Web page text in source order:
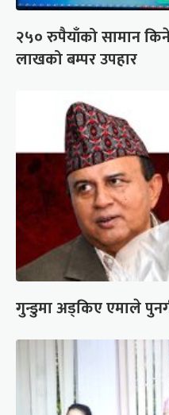
२५० रुपैयाँको सामान
लाखको बम्पर उपहार
गुन्डुमा अड्किए एमाले